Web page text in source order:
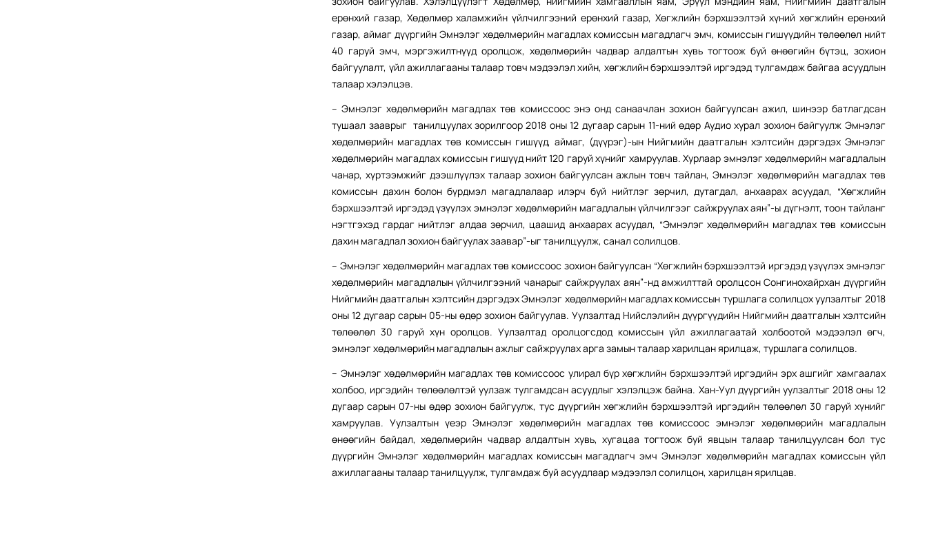
ерөнхий газар, Хөдөлмөр халамжийн үйлчилгээний ерөнхий газар, Хөгжлийн бэрхшээлтэй хүний хөгжлийн ерөнхий
газар, аймаг дүүргийн Эмнэлэг хөдөлмөрийн магадлах комиссын магадлагч эмч, комиссын гишүүдийн төлөөлөл нийт
40 гаруй эмч, мэргэжилтнүүд оролцож, хөдөлмөрийн чадвар алдалтын хувь тогтоож буй өнөөгийн бүтэц, зохион
байгуулалт, үйл ажиллагааны талаар товч мэдээлэл хийн, хөгжлийн бэрхшээлтэй иргэдэд тулгамдаж байгаа асуудлын
талаар хэлэлцэв.
– Эмнэлэг хөдөлмөрийн магадлах төв комиссоос энэ онд санаачлан зохион байгуулсан ажил, шинээр батлагдсан
тушаал зааврыг танилцуулах зорилгоор 2018 оны 12 дугаар сарын 11-ний өдөр Аудио хурал зохион байгуулж Эмнэлэг
хөдөлмөрийн магадлах төв комиссын гишүүд, аймаг, (дүүрэг)-ын Нийгмийн даатгалын хэлтсийн дэргэдэх Эмнэлэг
хөдөлмөрийн магадлах комиссын гишүүд нийт 120 гаруй хүнийг хамруулав. Хурлаар эмнэлэг хөдөлмөрийн магадлалын
чанар, хүртээмжийг дээшлүүлэх талаар зохион байгуулсан ажлын товч тайлан, Эмнэлэг хөдөлмөрийн магадлах төв
комиссын дахин болон бүрдмэл магадлалаар илэрч буй нийтлэг зөрчил, дутагдал, анхаарах асуудал, “Хөгжлийн
бэрхшээлтэй иргэдэд үзүүлэх эмнэлэг хөдөлмөрийн магадлалын үйлчилгээг сайжруулах аян”-ы дүгнэлт, тоон тайланг
нэгтгэхэд гардаг нийтлэг алдаа зөрчил, цаашид анхаарах асуудал, “Эмнэлэг хөдөлмөрийн магадлах төв комиссын
дахин магадлал зохион байгуулах заавар”-ыг танилцуулж, санал солилцов.
– Эмнэлэг хөдөлмөрийн магадлах төв комиссоос зохион байгуулсан “Хөгжлийн бэрхшээлтэй иргэдэд үзүүлэх эмнэлэг
хөдөлмөрийн магадлалын үйлчилгээний чанарыг сайжруулах аян”-нд амжилттай оролцсон Сонгинохайрхан дүүргийн
Нийгмийн даатгалын хэлтсийн дэргэдэх Эмнэлэг хөдөлмөрийн магадлах комиссын туршлага солилцох уулзалтыг 2018
оны 12 дугаар сарын 05-ны өдөр зохион байгуулав. Уулзалтад Нийслэлийн дүүргүүдийн Нийгмийн даатгалын хэлтсийн
төлөөлөл 30 гаруй хүн оролцов. Уулзалтад оролцогсдод комиссын үйл ажиллагаатай холбоотой мэдээлэл өгч,
эмнэлэг хөдөлмөрийн магадлалын ажлыг сайжруулах арга замын талаар харилцан ярилцаж, туршлага солилцов.
– Эмнэлэг хөдөлмөрийн магадлах төв комиссоос улирал бүр хөгжлийн бэрхшээлтэй иргэдийн эрх ашгийг хамгаалах
холбоо, иргэдийн төлөөлөлтэй уулзаж тулгамдсан асуудлыг хэлэлцэж байна. Хан-Уул дүүргийн уулзалтыг 2018 оны 12
дугаар сарын 07-ны өдөр зохион байгуулж, тус дүүргийн хөгжлийн бэрхшээлтэй иргэдийн төлөөлөл 30 гаруй хүнийг
хамруулав. Уулзалтын үеэр Эмнэлэг хөдөлмөрийн магадлах төв комиссоос эмнэлэг хөдөлмөрийн магадлалын
өнөөгийн байдал, хөдөлмөрийн чадвар алдалтын хувь, хугацаа тогтоож буй явцын талаар танилцуулсан бол тус
дүүргийн Эмнэлэг хөдөлмөрийн магадлах комиссын магадлагч эмч Эмнэлэг хөдөлмөрийн магадлах комиссын үйл
ажиллагааны талаар танилцуулж, тулгамдаж буй асуудлаар мэдээлэл солилцон, харилцан ярилцав.